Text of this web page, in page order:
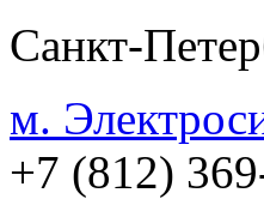
Санкт-
м.
+7 (812)